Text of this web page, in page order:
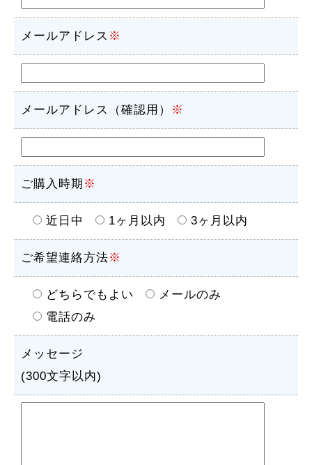
メールアドレス ※
メールアドレス（確認用） ※
ご購入時期 ※
近日中 1ヶ月以内 3ヶ月以内
ご希望連絡方法※
どちらでもよい
メールのみ
電話のみ
メッセージ
(300文字以内)